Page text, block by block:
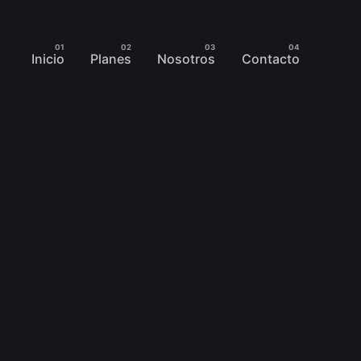
Inicio Planes Nosotros Contacto